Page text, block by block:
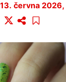
června